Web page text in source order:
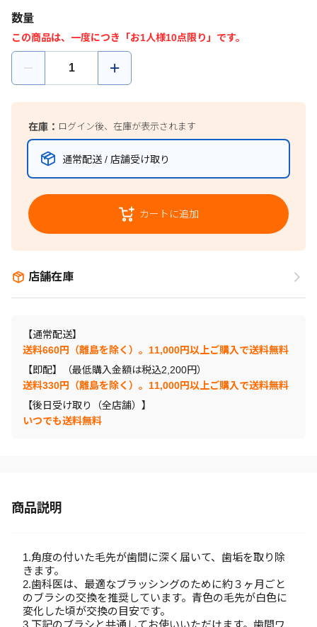
数量
この商品は、一度につき「お1人様10点限り」です。
在庫： ログイン後、在庫が表示されます
通常配送 / 店舗受け取り
カートに追加
店舗在庫
【通常配送】
送料660円（離島を除く）。11,000円以上ご購入で送料無料
【即配】（最低購入金額は税込2,200円）
送料330円（離島を除く）。11,000円以上ご購入で送料無料
【後日受け取り（全店舗）】
いつでも送料無料
商品説明
1.角度の付いた毛先が歯間に深く届いて、歯垢を取り除
きます。
2.歯科医は、最適なブラッシングのために約３ヶ月ごと
のブラシの交換を推奨しています。青色の毛先が白色に
変化した頃が交換の目安です。
3.下記のブラシと共通してお使いいただけます。歯間ワ